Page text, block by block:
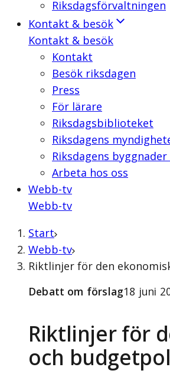
Riksdagsförvaltningen
Kontakt & besök
Kontakt & besök
Kontakt
Besök riksdagen
Press
För lärare
Riksdagsbiblioteket
Riksdagens
Riksdagens
Arbeta hos oss
Webb-tv
Webb-tv
Start
Webb-tv
Riktlinjer för den
Riktlinjer för
och
Debatt om förslag18 juni